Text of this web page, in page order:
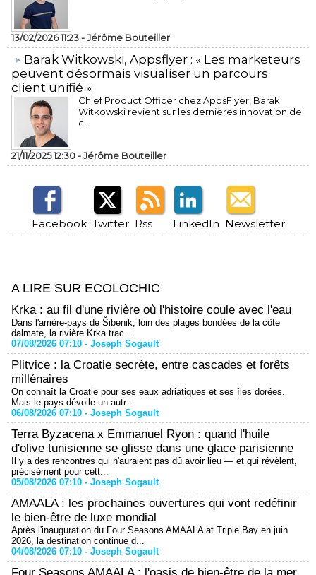
13/02/2026 11:23 -Jérôme Bouteiller
​Barak Witkowski, Appsflyer : « Les marketeurs
peuvent désormais visualiser un parcours
client unifié »
Chief Product Officer chez AppsFlyer, ​Barak
Witkowski revient sur les dernières innovation de
c...
21/11/2025 12:30 -Jérôme Bouteiller
Facebook Twitter Rss LinkedIn Newsletter
A LIRE SUR ECOLOCHIC
Krka : au fil d'une rivière où l'histoire coule avec l'eau
Dans l'arrière-pays de Šibenik, loin des plages bondées de la côte
dalmate, la rivière Krka trac...
07/08/2026 07:10 - Joseph Sogault
Plitvice : la Croatie secrète, entre cascades et forêts
millénaires
On connaît la Croatie pour ses eaux adriatiques et ses îles dorées.
Mais le pays dévoile un autr...
06/08/2026 07:10 - Joseph Sogault
Terra Byzacena x Emmanuel Ryon : quand l'huile
d'olive tunisienne se glisse dans une glace parisienne
Il y a des rencontres qui n'auraient pas dû avoir lieu — et qui révèlent,
précisément pour cett...
05/08/2026 07:10 - Joseph Sogault
AMAALA : les prochaines ouvertures qui vont redéfinir
le bien-être de luxe mondial
Après l'inauguration du Four Seasons AMAALA at Triple Bay en juin
2026, la destination continue d...
04/08/2026 07:10 - Joseph Sogault